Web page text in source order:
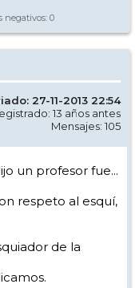
negativos: 0
27-11-2013 22:54
13 años antes
Mensajes: 105
un profesor fue...
respeto al esquí,
de la